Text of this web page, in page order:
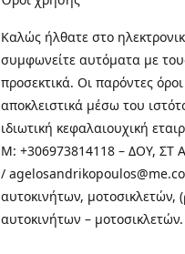
Καλώς ήλθατε στo
συμφωνείτε αυτόματα με
προσεκτικά. Οι παρόντες
αποκλειστικά μέσω του
ιδιωτική κεφαλαιουχική
M: +306973814118 – ΔΟΥ,
/
αυτοκινήτων, μοτοσικλετών,
αυτοκινήτων – μοτοσικλετών.